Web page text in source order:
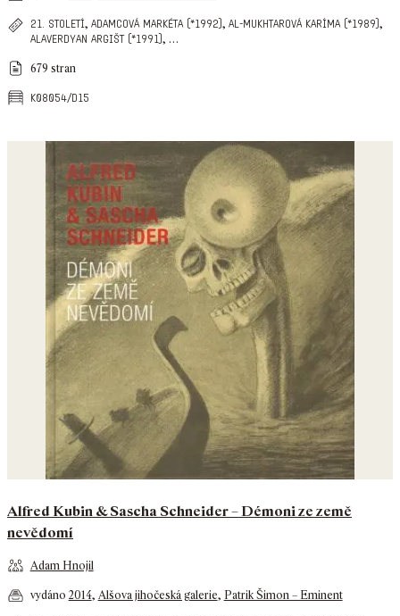
21. století, adamcová markéta (*1992), al-mukhtarová karíma (*1989),
alaverdyan argišt (*1991), …
679 stran
k08054/d15
Alfred Kubin & Sascha Schneider – Démoni ze země
nevědomí
Adam Hnojil
vydáno 2014, Alšova jihočeská galerie, Patrik Šimon – Eminent